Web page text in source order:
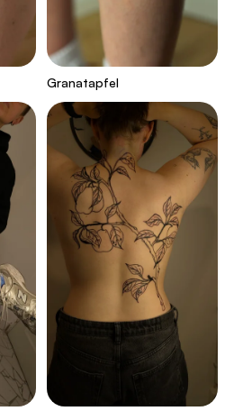
Granatapfel